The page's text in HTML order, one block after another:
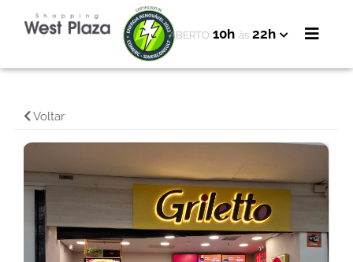
ABERTO 10h às 22h
Voltar